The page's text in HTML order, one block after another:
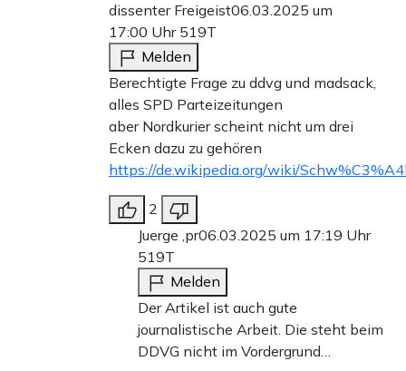
dissenter Freigeist06.03.2025 um
17:00 Uhr 519T
Melden
Berechtigte Frage zu ddvg und madsack,
alles SPD Parteizeitungen
aber Nordkurier scheint nicht um drei
Ecken dazu zu gehören
https://de.wikipedia.org/wiki/
2
Juerge ,pr06.03.2025 um 17:19 Uhr
519T
Melden
Der Artikel ist auch gute
journalistische Arbeit. Die steht beim
DDVG nicht im Vordergrund…